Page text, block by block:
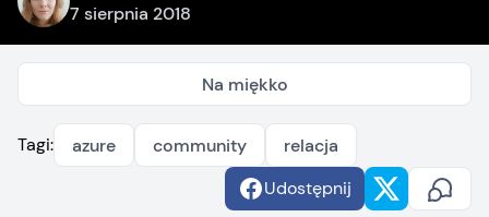
7 sierpnia 2018
Na miękko
Tagi: azure community
relacja
Udostępnij